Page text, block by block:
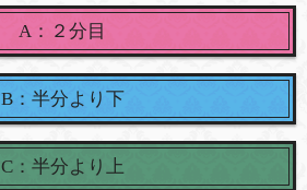
A：２分目
B：半分より下
C：半分より上